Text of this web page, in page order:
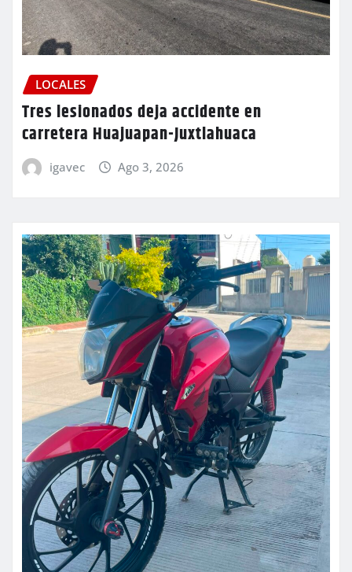
LOCALES
Tres lesionados deja accidente en
carretera Huajuapan-Juxtlahuaca
igavec Ago 3, 2026